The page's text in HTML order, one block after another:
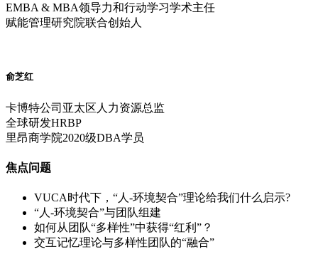
EMBA & MBA领导力和行动学习学术主任
赋能管理研究院联合创始人
俞芝红
卡博特公司亚太区人力资源总监
全球研发HRBP
里昂商学院2020级DBA学员
焦点问题
VUCA时代下，“人-环境契合”理论给我们什么启示?
“人-环境契合”与团队组建
如何从团队“多样性”中获得“红利”？
交互记忆理论与多样性团队的“融合”